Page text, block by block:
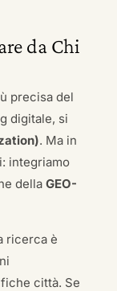
da Chi
precisa del
digitale, si
. Ma in
integriamo
della GEO-
ricerca è
città. Se